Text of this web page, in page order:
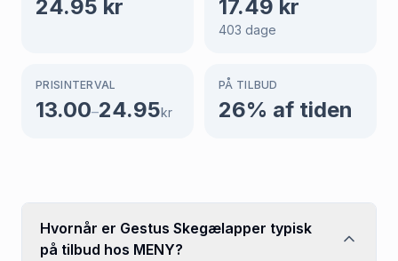
24.95 kr 17.49 kr
403 dage
PRISINTERVAL
13.00–24.95kr
PÅ TILBUD
26% af tiden
Hvornår er Gestus Skegælapper typisk
på tilbud hos MENY?